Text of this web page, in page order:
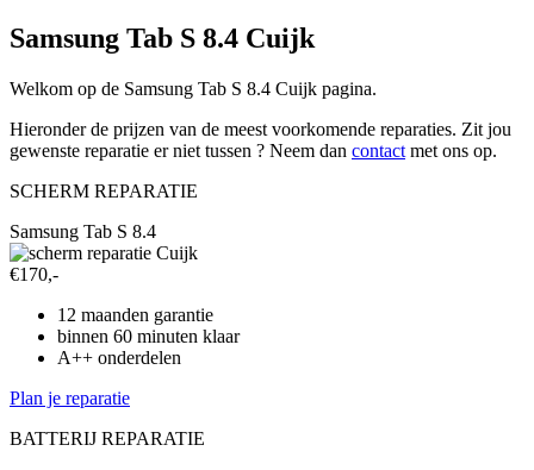
Samsung Tab S 8.4 Cuijk
Welkom op de Samsung Tab S 8.4 Cuijk pagina.
Hieronder de prijzen van de meest voorkomende reparaties. Zit jou
gewenste reparatie er niet tussen ? Neem dan contact met ons op.
SCHERM REPARATIE
Samsung Tab S 8.4
€170,-
12 maanden garantie
binnen 60 minuten klaar
A++ onderdelen
Plan je reparatie
BATTERIJ REPARATIE